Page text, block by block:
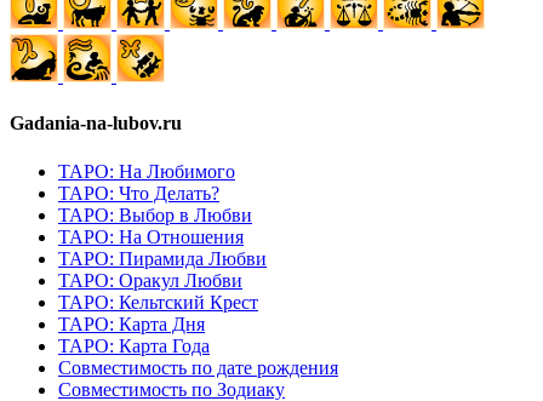
Gadania-na-lubov.ru
ТАРО: На Любимого
ТАРО: Что Делать?
ТАРО: Выбор в Любви
ТАРО: На Отношения
ТАРО: Пирамида Любви
ТАРО: Оракул Любви
ТАРО: Кельтский Крест
ТАРО: Карта Дня
ТАРО: Карта Года
Cовместимость по дате рождения
Cовместимость по Зодиаку